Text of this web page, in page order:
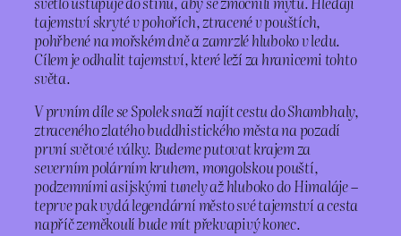
tajemství skryté v pohořích, ztracené v pouštích,
pohřbené na mořském dně a zamrzlé hluboko v ledu.
Cílem je odhalit tajemství, které leží za hranicemi tohto
světa.
V prvním díle se Spolek snaží najít cestu do Shambhaly,
ztraceného zlatého buddhistického města na pozadí
první světové války. Budeme putovat krajem za
severním polárním kruhem, mongolskou pouští,
podzemními asijskými tunely až hluboko do Himaláje –
teprve pak vydá legendární město své tajemství a cesta
napříč zeměkoulí bude mít překvapivý konec.